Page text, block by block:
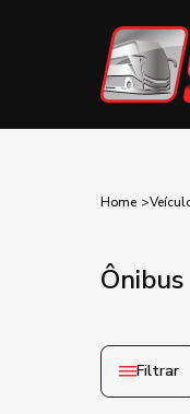
Home
Filtrar